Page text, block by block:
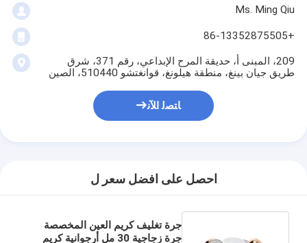
Ms. Ming Qiu
+86-13352875505
209، المبنى أ، حديقة المرح الإبداعي، رقم 371، شرق
طريق جيان بينغ، منطقة هيلونغ، قوانغتشو 510440، الصين
ﺎﺘﺼﻟ ﺍﻶﻧ
احصل على افضل سعر ل
جرة تغليف كريم العين المخصصة
جرة زجاجية 30 مل أرجوانية كريم